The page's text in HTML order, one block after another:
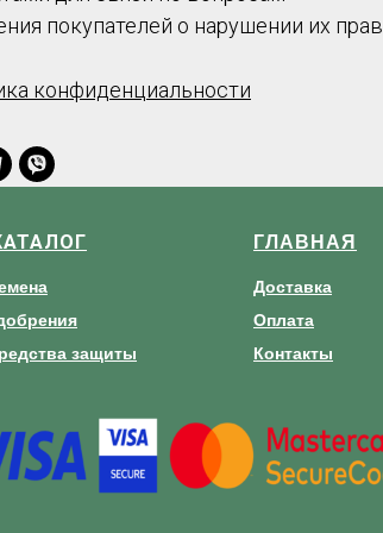
покупателей о нарушении их прав
конфиденциальности
ГЛАВНАЯ
Доставка
Оплата
Контакты
защиты